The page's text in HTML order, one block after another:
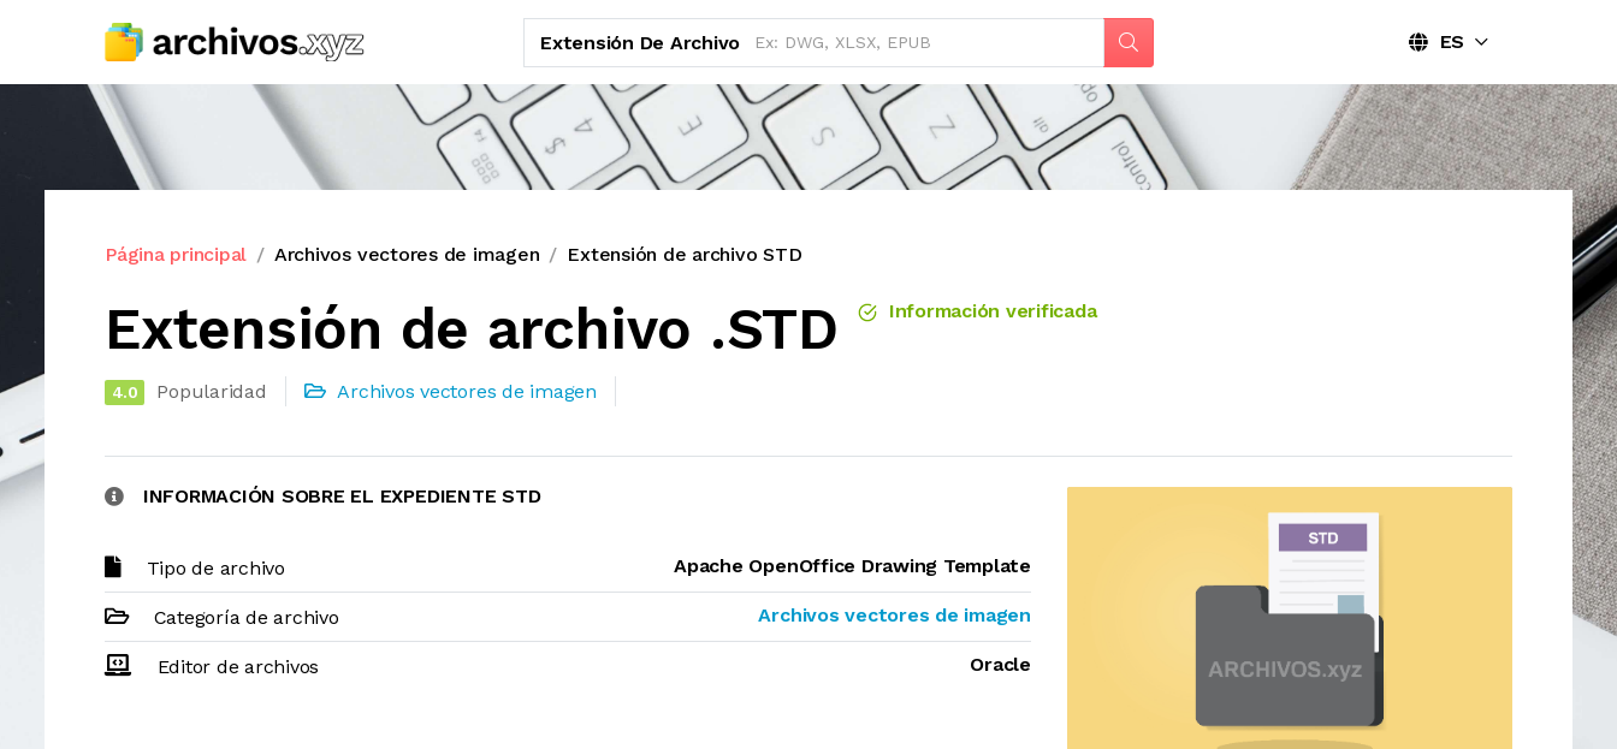
Extensión De Archivo ES
Página principal Archivos vectores de imagen Extensión de archivo STD
Extensión de archivo .STD Información verificada
4.0 Popularidad Archivos vectores de imagen
INFORMACIÓN SOBRE EL EXPEDIENTE STD
Tipo de archivo Apache OpenOffice Drawing Template
Categoría de archivo Archivos vectores de imagen
Editor de archivos Oracle